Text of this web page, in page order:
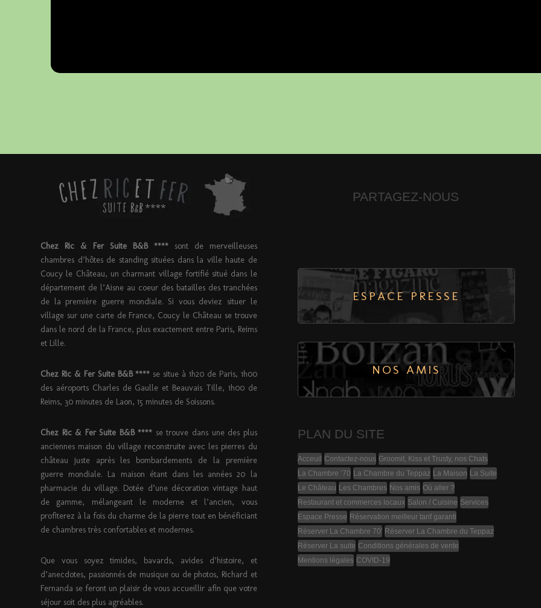
Chez Ric & Fer Suite B&B ****sont de merveilleuses
chambres d’hôtes de standing situées dans la ville haute de
Coucy le Château, un charmant village fortifié situé dans le
département de l’Aisne au coeur des batailles des tranchées
de la première guerre mondiale. Si vous deviez situer le
village sur une carte de France, Coucy le Château se trouve
dans le nord de la France, plus exactement entre Paris, Reims
et Lille.
Chez Ric & Fer Suite B&B **** se situe à 1h20 de Paris, 1h00
des aéroports Charles de Gaulle et Beauvais Tille, 1h00 de
Reims, 30 minutes de Laon, 15 minutes de Soissons.
Chez Ric & Fer Suite B&B **** se trouve dans une des plus
anciennes maison du village reconstruite avec les pierres du
château juste après les bombardements de la première
guerre mondiale. La maison étant dans les années 20 la
pharmacie du village. Dotée d’une décoration vintage haut
de gamme, mélangeant le moderne et l’ancien, vous
profiterez à la fois du charme de la pierre tout en bénéficiant
de chambres très confortables et modernes.
Que vous soyez timides, bavards, avides d’histoire, et
d’anecdotes, passionnés de musique ou de photos, Richard et
Fernanda se feront un plaisir de vous accueillir afin que votre
séjour soit des plus agréables.
PARTAGEZ-NOUS
ESPACE PRESSE
NOS AMIS
PLAN DU SITE
Acceuil Contactez-nous Groomit, Kiss et Trusty, nos Chats
La Chambre ’70 La Chambre du Teppaz La Maison La Suite
Le Château Les Chambres Nos amis Où aller ?
Restaurant et commerces locaux Salon / Cuisine Services
Espace Presse Réservation meilleur tarif garanti
Réserver La Chambre 70′ Réserver La Chambre du Teppaz
Réserver La suite Conditions générales de vente
Mentions légales COVID-19